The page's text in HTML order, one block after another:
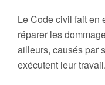
Le Code civil fait en
réparer les
ailleurs, causés par
exécutent leur travail.